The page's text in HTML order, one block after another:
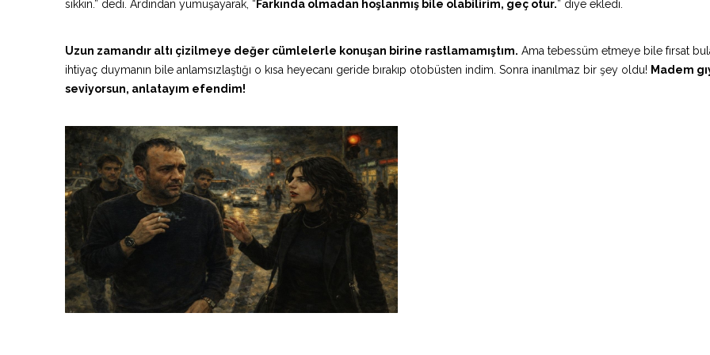
sıkkın.” dedi. Ardından yumuşayarak, “ Farkında olmadan hoşlanmış bile olabilirim, geç otur.” diye ekledi.
Uzun zamandır altı çizilmeye değer cümlelerle konuşan birine rastlamamıştım. Ama tebessüm etmeye bile fırsat
ihtiyaç duymanın bile anlamsızlaştığı o kısa heyecanı geride bırakıp otobüsten indim. Sonra inanılmaz bir şey oldu! Madem
seviyorsun, anlatayım efendim!